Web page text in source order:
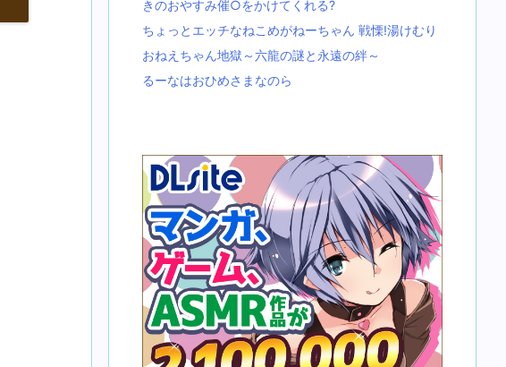
きのおやすみ催○をかけてくれる?
ちょっとエッチなねこめがねーちゃん 戦慄!湯けむり
おねえちゃん地獄～六龍の謎と永遠の絆～
るーなはおひめさまなのら